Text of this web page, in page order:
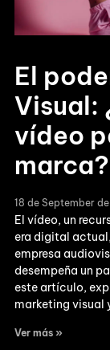
El
Visual:
vídeo
marca?
18 de September
El vídeo, un
era digital
empresa
desempeña un
este artículo,
marketing visual
Ver más »